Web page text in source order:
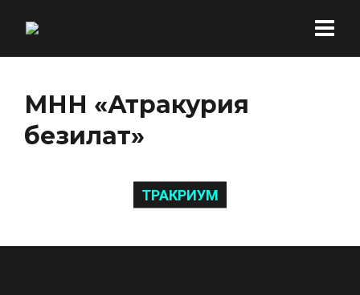
МНН «Атракурия
безилат»
ТРАКРИУМ